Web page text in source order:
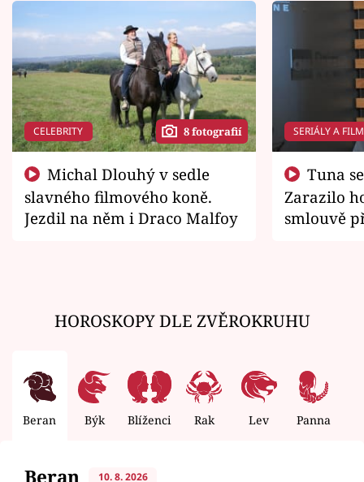
CELEBRITY 8 fotografií
slavného filmového koně.
Jezdil na něm i Draco Malfoy
SERIÁLY A
Zarazilo
smlouvě
HOROSKOPY DLE ZVĚROKRUHU
Beran Býk Blíženci Rak Lev Panna
Beran 10. 8. 2026